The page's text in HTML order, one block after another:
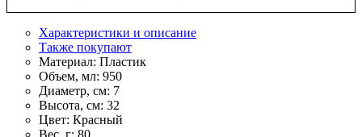
Характеристики и описание
Также покупают
Материал: Пластик
Объем, мл: 950
Диаметр, см: 7
Высота, см: 32
Цвет: Красный